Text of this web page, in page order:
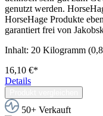
genutzt werden.
HorseHage Produkte
garantiert frei von
Inhalt: 20 Kilogramm
16,10 €*
Details
50+ Verkauft